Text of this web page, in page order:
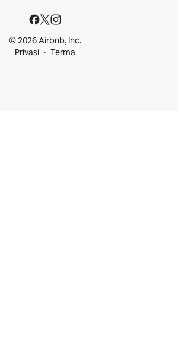
© 2026 Airbnb, Inc.
Privasi
Terma